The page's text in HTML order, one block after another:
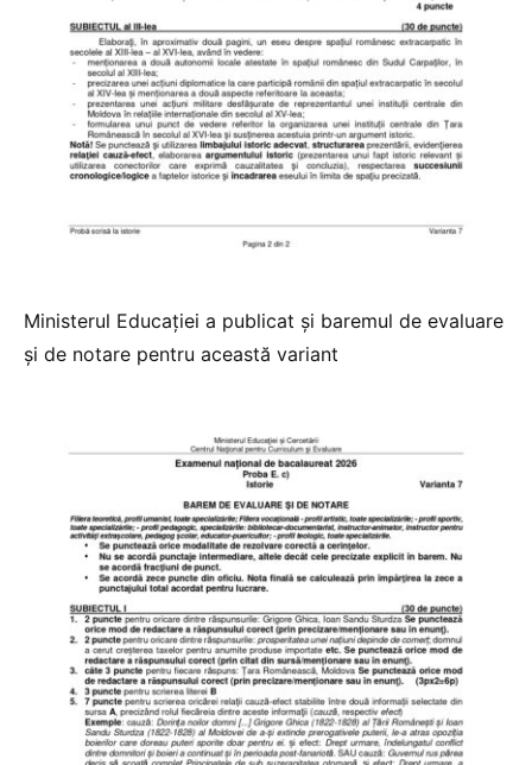
Ministerul Educației a publicat și baremul de evaluare
și de notare pentru această variant